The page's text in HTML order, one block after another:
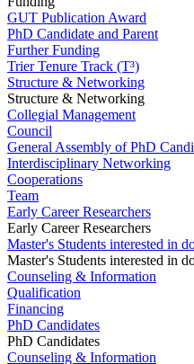
GUT Publication Award
PhD Candidate and Parent
Further Funding
Trier Tenure Track (T³)
Structure & Networking
Structure & Networking
Collegial Management
Council
General Assembly of PhD
Interdisciplinary Networking
Cooperations
Team
Early Career Researchers
Early Career Researchers
Master's Students interested in
Master's Students interested in
Counseling & Information
Qualification
Financing
PhD Candidates
PhD Candidates
Counseling & Information